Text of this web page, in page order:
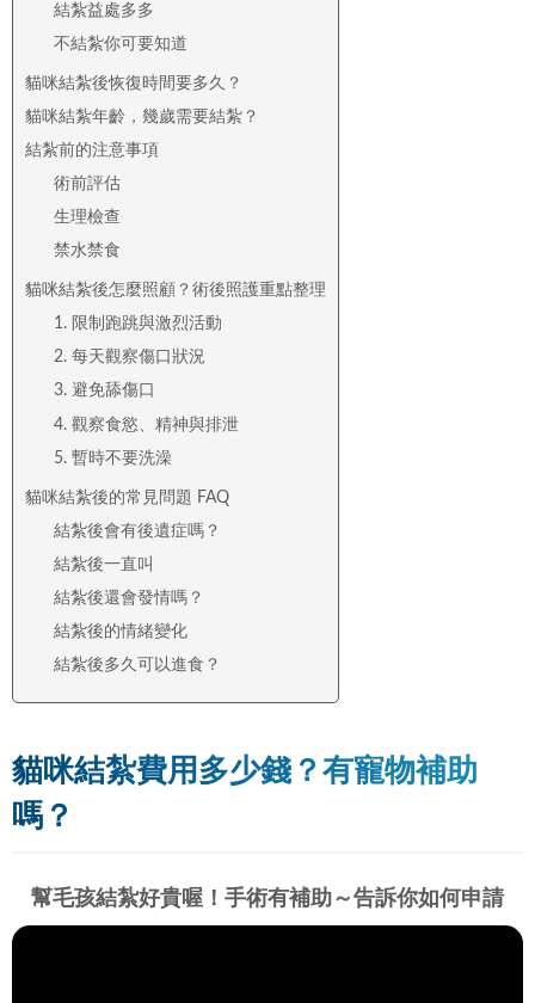
結紮益處多多
不結紮你可要知道
貓咪結紮後恢復時間要多久？
貓咪結紮年齡，幾歲需要結紮？
結紮前的注意事項
術前評估
生理檢查
禁水禁食
貓咪結紮後怎麼照顧？術後照護重點整理
1. 限制跑跳與激烈活動
2. 每天觀察傷口狀況
3. 避免舔傷口
4. 觀察食慾、精神與排泄
5. 暫時不要洗澡
貓咪結紮後的常見問題 FAQ
結紮後會有後遺症嗎？
結紮後一直叫
結紮後還會發情嗎？
結紮後的情緒變化
結紮後多久可以進食？
貓咪結紮費用多少錢？有寵物補助
嗎？
幫毛孩結紮好貴喔！手術有補助～告訴你如何申請